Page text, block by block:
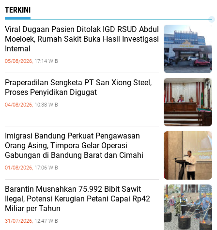
TERKINI
Viral Dugaan Pasien Ditolak IGD RSUD Abdul
Moeloek, Rumah Sakit Buka Hasil Investigasi
Internal
05/08/2026, 17:14 WIB
Praperadilan Sengketa PT San Xiong Steel,
Proses Penyidikan Digugat
04/08/2026, 10:38 WIB
Imigrasi Bandung Perkuat Pengawasan
Orang Asing, Timpora Gelar Operasi
Gabungan di Bandung Barat dan Cimahi
01/08/2026, 17:06 WIB
Barantin Musnahkan 75.992 Bibit Sawit
Ilegal, Potensi Kerugian Petani Capai Rp42
Miliar per Tahun
31/07/2026, 12:47 WIB